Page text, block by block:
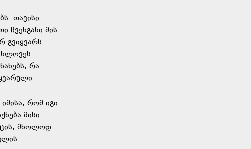
თავისი
ჩვენგანი მის
გვიყვარს
რა
რომ იგი
მისი
მხოლოდ